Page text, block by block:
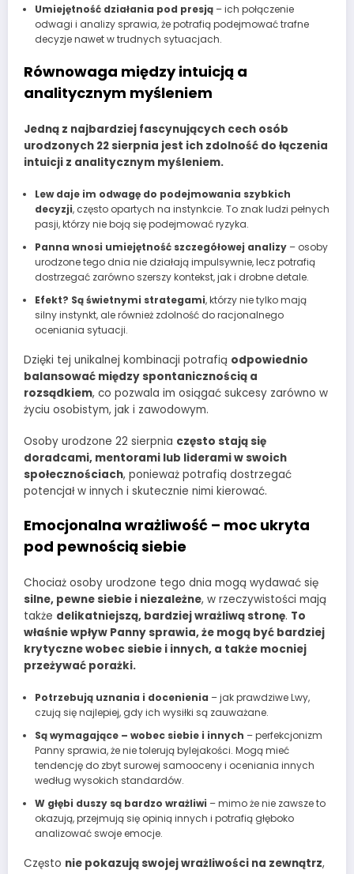
Umiejętność działania pod presją– ich połączenie
odwagi i analizy sprawia, że potrafią podejmować trafne
decyzje nawet w trudnych sytuacjach.
Równowaga między intuicją a
analitycznym myśleniem
Jedną z najbardziej fascynujących cech osób
urodzonych 22 sierpnia jest ich zdolność do łączenia
intuicji z analitycznym myśleniem.
Lew daje im odwagę do podejmowania szybkich
decyzji, często opartych na instynkcie. To znak ludzi pełnych
pasji, którzy nie boją się podejmować ryzyka.
Panna wnosi umiejętność szczegółowej analizy– osoby
urodzone tego dnia nie działają impulsywnie, lecz potrafią
dostrzegać zarówno szerszy kontekst, jak i drobne detale.
Efekt? Są świetnymi strategami, którzy nie tylko mają
silny instynkt, ale również zdolność do racjonalnego
oceniania sytuacji.
Dzięki tej unikalnej kombinacji potrafią odpowiednio
balansować między spontanicznością a
rozsądkiem, co pozwala im osiągać sukcesy zarówno w
życiu osobistym, jak i zawodowym.
Osoby urodzone 22 sierpnia często stają się
doradcami, mentorami lub liderami w swoich
społecznościach, ponieważ potrafią dostrzegać
potencjał w innych i skutecznie nimi kierować.
Emocjonalna wrażliwość – moc ukryta
pod pewnością siebie
Chociaż osoby urodzone tego dnia mogą wydawać się
silne, pewne siebie i niezależne, w rzeczywistości mają
także delikatniejszą, bardziej wrażliwą stronę. To
właśnie wpływ Panny sprawia, że mogą być bardziej
krytyczne wobec siebie i innych, a także mocniej
przeżywać porażki.
Potrzebują uznania i docenienia – jak prawdziwe Lwy,
czują się najlepiej, gdy ich wysiłki są zauważane.
Są wymagające – wobec siebie i innych – perfekcjonizm
Panny sprawia, że nie tolerują bylejakości. Mogą mieć
tendencję do zbyt surowej samooceny i oceniania innych
według wysokich standardów.
W głębi duszy są bardzo wrażliwi – mimo że nie zawsze to
okazują, przejmują się opinią innych i potrafią głęboko
analizować swoje emocje.
Często nie pokazują swojej wrażliwości na zewnątrz,